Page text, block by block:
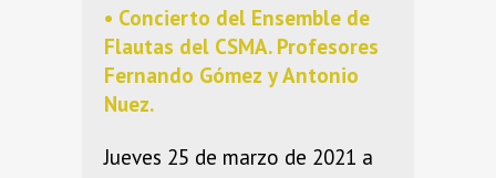
• Concierto del Ensemble de
Flautas del CSMA. Profesores
Fernando Gómez yAntonio
Nuez.
Jueves 25 de marzo de 2021 a